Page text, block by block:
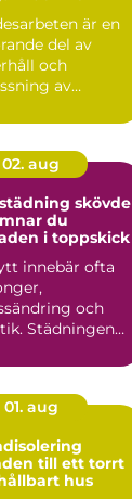
är en
del av
och
av
maskiner, sär...
02. aug
skövde
du
i toppskick
innebär ofta
och
Städningen
...
01. aug
till ett torrt
hus